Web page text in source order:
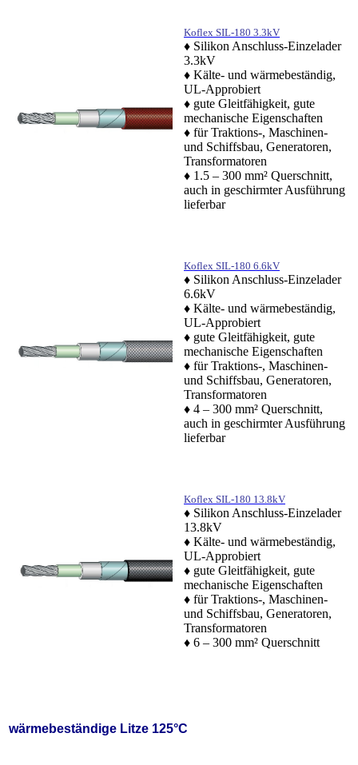
Koflex SIL-180 3.3kV
♦ Silikon Anschluss-Einzelader
3.3kV
♦ Kälte- und wärmebeständig,
UL-Approbiert
♦ gute Gleitfähigkeit, gute
mechanische Eigenschaften
♦ für Traktions-, Maschinen-
und Schiffsbau, Generatoren,
Transformatoren
♦ 1.5 – 300 mm² Querschnitt,
auch in geschirmter Ausführung
lieferbar
Koflex SIL-180 6.6kV
♦ Silikon Anschluss-Einzelader
6.6kV
♦ Kälte- und wärmebeständig,
UL-Approbiert
♦ gute Gleitfähigkeit, gute
mechanische Eigenschaften
♦ für Traktions-, Maschinen-
und Schiffsbau, Generatoren,
Transformatoren
♦ 4 – 300 mm² Querschnitt,
auch in geschirmter Ausführung
lieferbar
Koflex SIL-180 13.8kV
♦ Silikon Anschluss-Einzelader
13.8kV
♦ Kälte- und wärmebeständig,
UL-Approbiert
♦ gute Gleitfähigkeit, gute
mechanische Eigenschaften
♦ für Traktions-, Maschinen-
und Schiffsbau, Generatoren,
Transformatoren
♦ 6 – 300 mm² Querschnitt
wärmebeständige Litze 125°C